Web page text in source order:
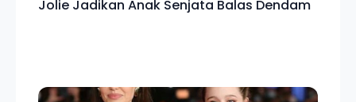
Jolie Jadikan Anak Senjata Balas Dendam